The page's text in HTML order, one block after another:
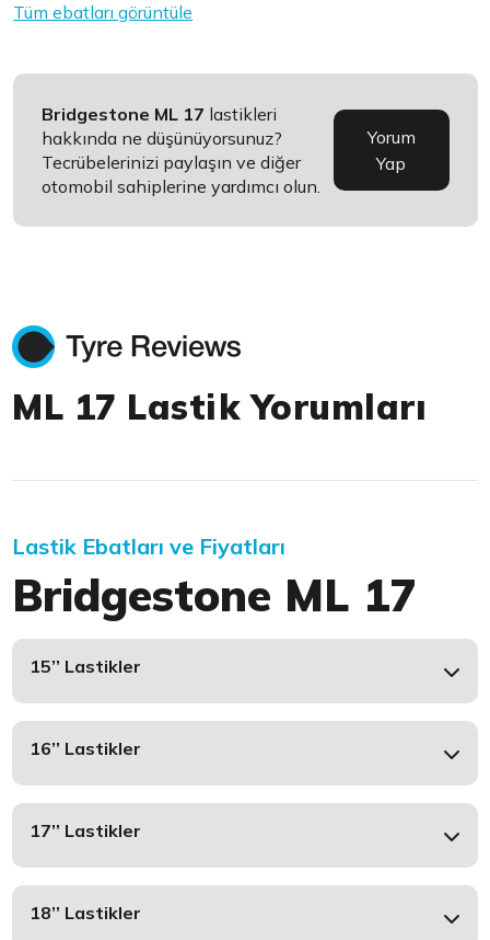
Tüm ebatları görüntüle
Bridgestone ML 17 lastikleri
hakkında ne düşünüyorsunuz?
Tecrübelerinizi paylaşın ve diğer
otomobil sahiplerine yardımcı olun.
Yorum
Yap
ML 17 Lastik Yorumları
Lastik Ebatları ve Fiyatları
Bridgestone ML 17
15’’ Lastikler
16’’ Lastikler
17’’ Lastikler
18’’ Lastikler